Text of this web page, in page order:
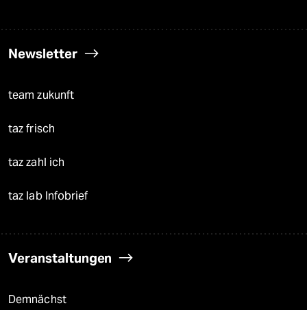
Newsletter
team zukunft
taz frisch
taz zahl ich
taz lab Infobrief
Veranstaltungen
Demnächst